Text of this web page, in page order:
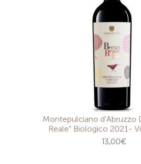
Montepulciano d’Abruzzo
Reale” Biologico 2021-
13,00€